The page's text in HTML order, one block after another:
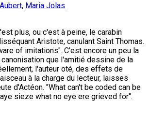
, Maria Jolas
plus, ou c'est à peine, le carabin
Aristote, canulant Saint Thomas.
of imitations". C'est encore un peu la
que l'amitié dessine de la
l'auteur oté, des effets de
à la charge du lecteur, laisses
d'Actéon. "What can't be coded can be
sieze what no eye ere grieved for".